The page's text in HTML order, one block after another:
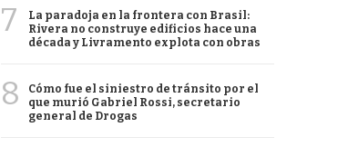
7
La paradoja en la frontera con Brasil:
Rivera no construye edificios hace una
década y Livramento explota con obras
8
Cómo fue el siniestro de tránsito por el
que murió Gabriel Rossi, secretario
general de Drogas